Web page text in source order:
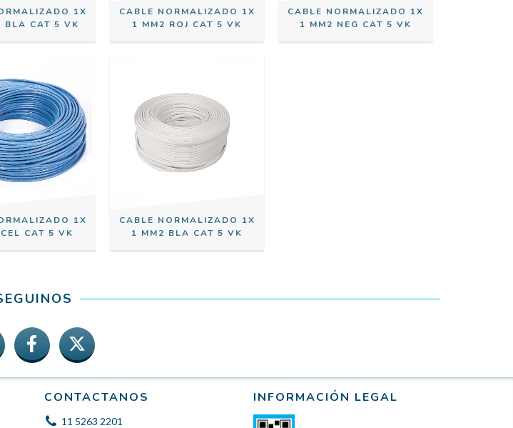
1X
BLA CAT 5 VK
CABLE NORMALIZADO 1X
1 MM2 ROJ CAT 5 VK
CABLE NORMALIZADO 1X
1 MM2 NEG CAT 5 VK
1X
CAT 5 VK
CABLE NORMALIZADO 1X
1 MM2 BLA CAT 5 VK
CONTACTANOS
11 5263 2201
INFORMACIÓN LEGAL